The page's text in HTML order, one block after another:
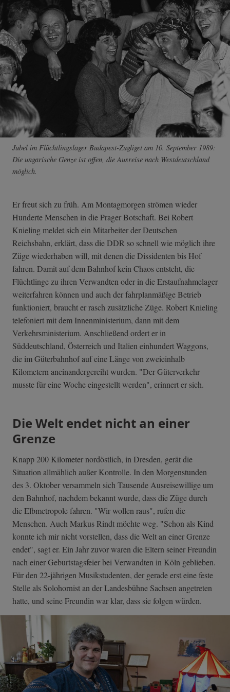
Jubel im Flüchtlingslager Budapest-Zugliget am 10. September 1989:
Die ungarische Genze ist offen, die Ausreise nach Westdeutschland
möglich.
Er freut sich zu früh. Am Montagmorgen strömen wieder
Hunderte Menschen in die Prager Botschaft. Bei Robert
Knieling meldet sich ein Mitarbeiter der Deutschen
Reichsbahn, erklärt, dass die DDR so schnell wie möglich ihre
Züge wiederhaben will, mit denen die Dissidenten bis Hof
fahren. Damit auf dem Bahnhof kein Chaos entsteht, die
Flüchtlinge zu ihren Verwandten oder in die Erstaufnahmelager
weiterfahren können und auch der fahrplanmäßige Betrieb
funktioniert, braucht er rasch zusätzliche Züge. Robert Knieling
telefoniert mit dem Innenministerium, dann mit dem
Verkehrsministerium. Anschließend ordert er in
Süddeutschland, Österreich und Italien einhundert Waggons,
die im Güterbahnhof auf eine Länge von zweieinhalb
Kilometern aneinandergereiht wurden. "Der Güterverkehr
musste für eine Woche eingestellt werden", erinnert er sich.
Die Welt endet nicht an einer
Grenze
Knapp 200 Kilometer nordöstlich, in Dresden, gerät die
Situation allmählich außer Kontrolle. In den Morgenstunden
des 3. Oktober versammeln sich Tausende Ausreisewillige um
den Bahnhof, nachdem bekannt wurde, dass die Züge durch
die Elbmetropole fahren. "Wir wollen raus", rufen die
Menschen. Auch Markus Rindt möchte weg. "Schon als Kind
konnte ich mir nicht vorstellen, dass die Welt an einer Grenze
endet", sagt er. Ein Jahr zuvor waren die Eltern seiner Freundin
nach einer Geburtstagsfeier bei Verwandten in Köln geblieben.
Für den 22-jährigen Musikstudenten, der gerade erst eine feste
Stelle als Solohornist an der Landesbühne Sachsen angetreten
hatte, und seine Freundin war klar, dass sie folgen würden.